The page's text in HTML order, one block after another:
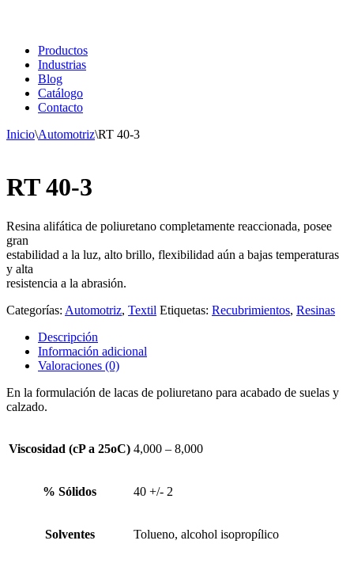
Productos
Industrias
Blog
Catálogo
Contacto
Inicio\Automotriz\RT 40-3
RT 40-3
Resina alifática de poliuretano completamente reaccionada, posee
gran
estabilidad a la luz, alto brillo, flexibilidad aún a bajas temperaturas
y alta
resistencia a la abrasión.
Categorías: Automotriz, Textil Etiquetas: Recubrimientos, Resinas
Descripción
Información adicional
Valoraciones (0)
En la formulación de lacas de poliuretano para acabado de suelas y
calzado.
Viscosidad (cP a 25oC) 4,000 – 8,000
% Sólidos 40 +/- 2
Solventes Tolueno, alcohol isopropílico